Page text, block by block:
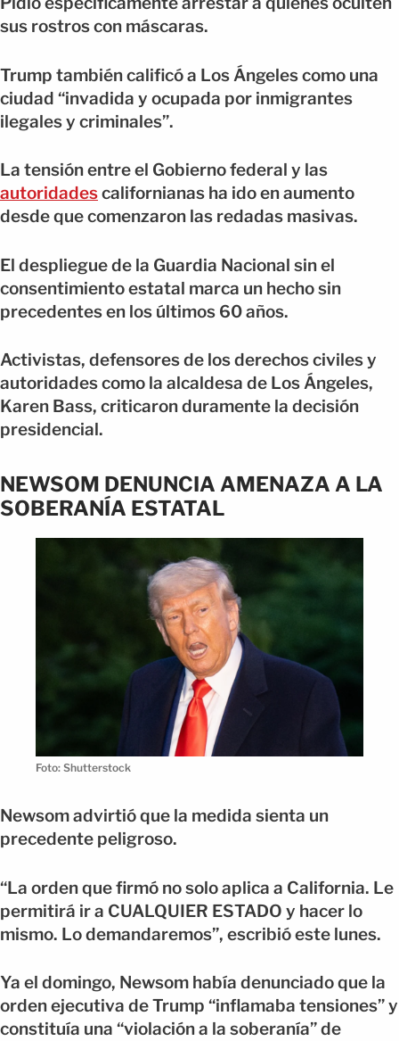
sus rostros con máscaras.
Trump también calificó a Los Ángeles como una
ciudad “invadida y ocupada por inmigrantes
ilegales y criminales”.
La tensión entre el Gobierno federal y las
autoridadescalifornianas ha ido en aumento
desde que comenzaron las redadas masivas.
El despliegue de la Guardia Nacional sin el
consentimiento estatal marca un hecho sin
precedentes en los últimos 60 años.
Activistas, defensores de los derechos civiles y
autoridades como la alcaldesa de Los Ángeles,
Karen Bass, criticaron duramente la decisión
presidencial.
NEWSOM DENUNCIA AMENAZA A LA
SOBERANÍA ESTATAL
Foto: Shutterstock
Newsom advirtió que la medida sienta un
precedente peligroso.
“La orden que firmó no solo aplica a California. Le
permitirá ir a CUALQUIER ESTADO y hacer lo
mismo. Lo demandaremos”, escribió este lunes.
Ya el domingo, Newsom había denunciado que la
orden ejecutiva de Trump “inflamaba tensiones” y
constituía una “violación a la soberanía” de